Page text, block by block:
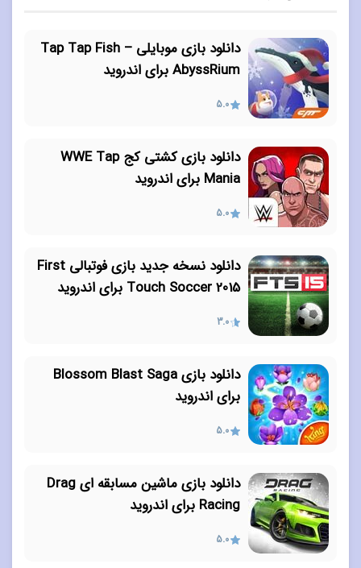
دانلود بازی موبایلی Tap Tap Fish –
AbyssRium برای اندروید
5.0
دانلود بازی کشتی کج WWE Tap
Mania برای اندروید
5.0
دانلود نسخه جدید بازی فوتبالی First
Touch Soccer 2015 برای اندروید
3.0
دانلود بازی Blossom Blast Saga
برای اندروید
5.0
دانلود بازی ماشین مسابقه ای Drag
Racing برای اندروید
5.0